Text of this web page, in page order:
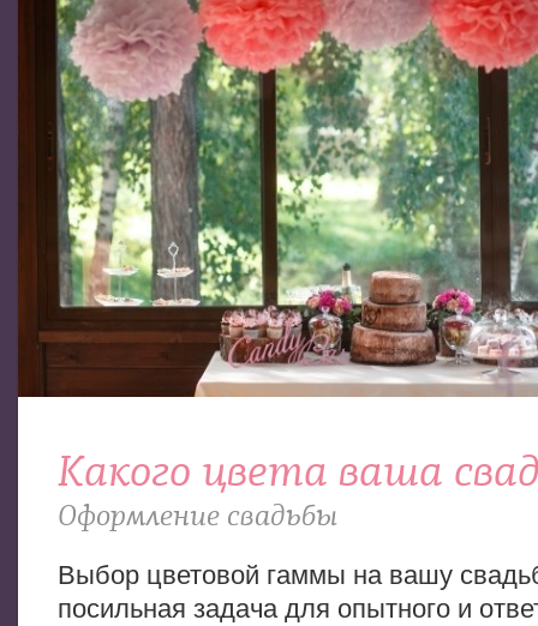
Какого цвета ваша
Оформление свадьбы
Выбор цветовой гаммы на вашу
посильная задача для опытного и